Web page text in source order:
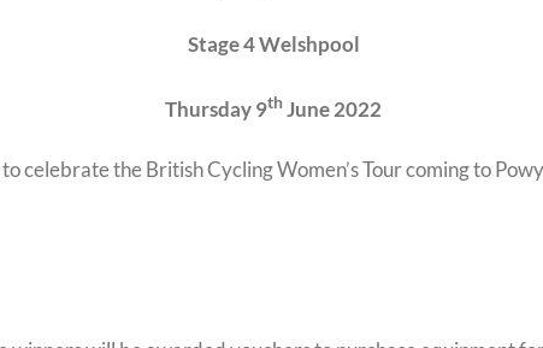
Stage 4 Welshpool
Thursday 9thJune 2022
celebrate the British Cycling Women’s Tour coming to